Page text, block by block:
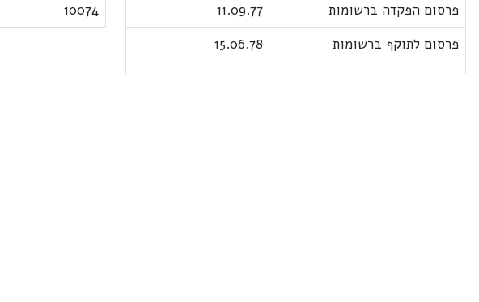
פרסום הפקדה ברשומות
11.09.77
פרסום לתוקף ברשומות
15.06.78
10074